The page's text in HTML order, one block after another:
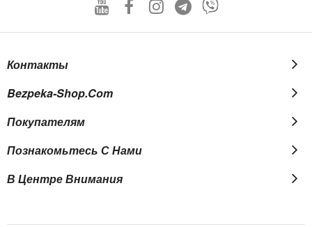
Контакты
Bezpeka-Shop.com
Покупателям
Познакомьтесь С Нами
В Центре Внимания